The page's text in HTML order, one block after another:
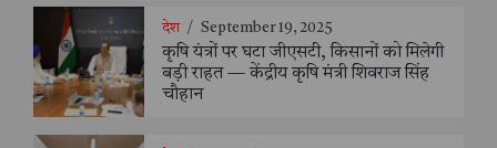
देश / September 19, 2025
कृषि यंत्रों पर घटा जीएसटी, किसानों को मिलेगी
बड़ी राहत — केंद्रीय कृषि मंत्री शिवराज सिंह
चौहान